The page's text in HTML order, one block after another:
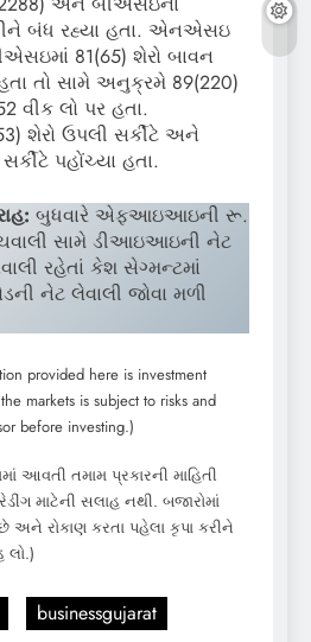
બંધ રહ્યા હતા. એનએસઇ
81(65) શેરો બાવન
તો સામે અનુક્રમે 89(220)
વીક લો પર હતા.
શેરો ઉપલી સર્કીટે અને
પહોંચ્યા હતા.
બુધવારે એફઆઇઆઇની રૂ.
સામે ડીઆઇઆઇની નેટ
રહેતાં કેશ સેગ્મન્ટમાં
નેટ લેવાલી જોવા મળી
provided here is investment
markets is subject to risks and
before investing.)
આવતી તમામ પ્રકારની માહિતી
માટેની સલાહ નથી. બજારોમાં
રોકાણ કરતા પહેલા કૃપા કરીને
લો.)
businessgujarat